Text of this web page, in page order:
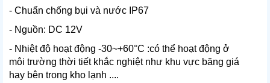
- Chuẩn chống bụi và nước IP67
- Nguồn: DC 12V
- Nhiệt độ hoạt động -30~+60°C :có thể hoạt động ở
môi trường thời tiết khắc nghiệt như khu vực băng giá
hay bên trong kho lạnh ....